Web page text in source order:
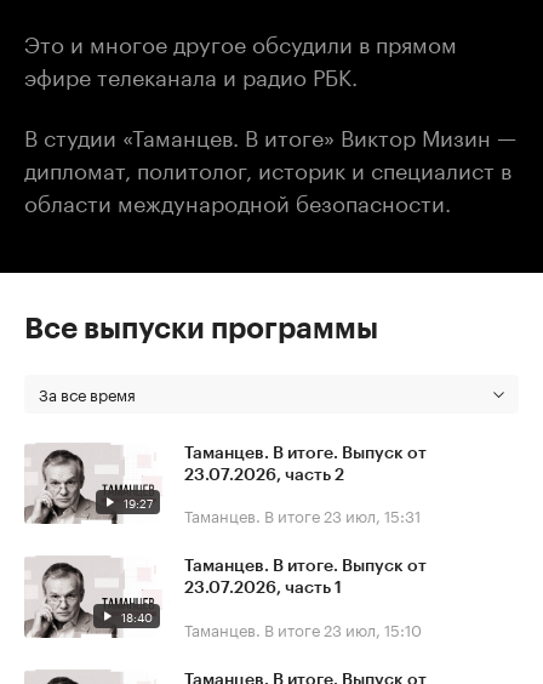
Это и многое другое обсудили в прямом
эфире телеканала и радио РБК.
В студии «Таманцев. В итоге» Виктор Мизин —
дипломат, политолог, историк и специалист в
области международной безопасности.
Все выпуски программы
За все время
19:27
Таманцев. В итоге. Выпуск от
23.07.2026, часть 2
Таманцев. В итоге 23 июл, 15:31
18:40
Таманцев. В итоге. Выпуск от
23.07.2026, часть 1
Таманцев. В итоге 23 июл, 15:10
Таманцев. В итоге. Выпуск от